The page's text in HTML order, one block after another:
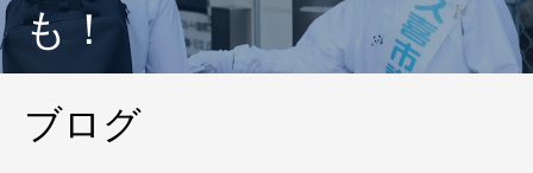
も！
ブログ